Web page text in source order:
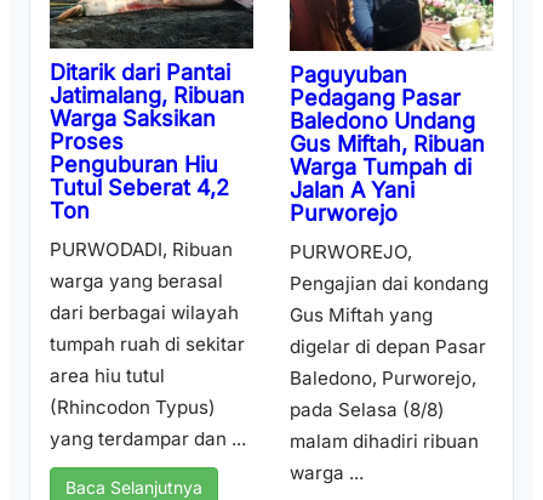
Ditarik dari Pantai
Jatimalang, Ribuan
Warga Saksikan
Proses
Penguburan Hiu
Tutul Seberat 4,2
Ton
PURWODADI, Ribuan
warga yang berasal
dari berbagai wilayah
tumpah ruah di sekitar
area hiu tutul
(Rhincodon Typus)
yang terdampar dan ...
Baca Selanjutnya
Paguyuban
Pedagang Pasar
Baledono Undang
Gus Miftah, Ribuan
Warga Tumpah di
Jalan A Yani
Purworejo
PURWOREJO,
Pengajian dai kondang
Gus Miftah yang
digelar di depan Pasar
Baledono, Purworejo,
pada Selasa (8/8)
malam dihadiri ribuan
warga ...